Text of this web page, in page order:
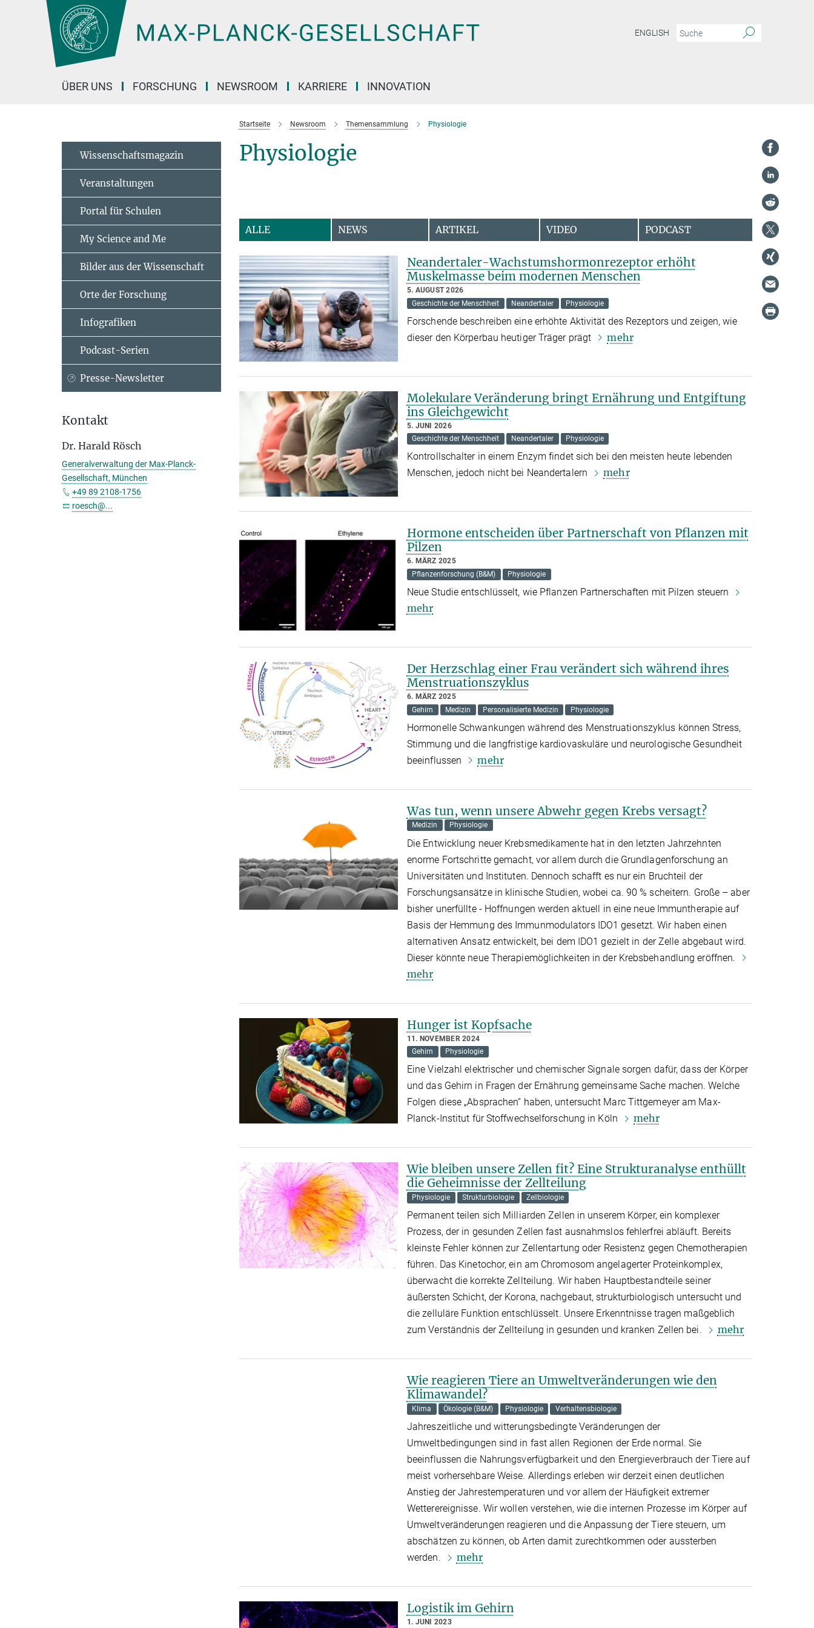
Hauptinhalt
ENGLISH
ÜBER UNS FORSCHUNG NEWSROOM KARRIERE INNOVATION
Startseite Newsroom Themensammlung Physiologie
Physiologie
ALLE NEWS ARTIKEL VIDEO PODCAST
Neandertaler-Wachstumshormonrezeptor erhöht
Muskelmasse beim modernen Menschen
5. AUGUST 2026
Geschichte der Menschheit
Neandertaler Physiologie
Forschende beschreiben eine erhöhte Aktivität des Rezeptors und zeigen, wie
dieser den Körperbau heutiger Träger prägt
mehr
Molekulare Veränderung bringt Ernährung und Entgiftung
ins Gleichgewicht
5. JUNI 2026
Geschichte der Menschheit
Neandertaler Physiologie
Kontrollschalter in einem Enzym findet sich bei den meisten heute lebenden
Menschen, jedoch nicht bei Neandertalern
mehr
Hormone entscheiden über Partnerschaft von Pflanzen mit
Pilzen
6. MÄRZ 2025
Pflanzenforschung (B&M)
Physiologie
Neue Studie entschlüsselt, wie Pflanzen Partnerschaften mit Pilzen steuern
mehr
Der Herzschlag einer Frau verändert sich während ihres
Menstruationszyklus
6. MÄRZ 2025
Gehirn
Medizin Personalisierte Medizin Physiologie
Hormonelle Schwankungen während des Menstruationszyklus können Stress,
Stimmung und die langfristige kardiovaskuläre und neurologische Gesundheit
beeinflussen
mehr
Was tun, wenn unsere Abwehr gegen Krebs versagt?
Medizin Physiologie
Die Entwicklung neuer Krebsmedikamente hat in den letzten Jahrzehnten
enorme Fortschritte gemacht, vor allem durch die Grundlagenforschung an
Universitäten und Instituten. Dennoch schafft es nur ein Bruchteil der
Forschungsansätze in klinische Studien, wobei ca. 90 % scheitern. Große – aber
bisher unerfüllte - Hoffnungen werden aktuell in eine neue Immuntherapie auf
Basis der Hemmung des Immunmodulators IDO1 gesetzt. Wir haben einen
alternativen Ansatz entwickelt, bei dem IDO1 gezielt in der Zelle abgebaut wird.
Dieser könnte neue Therapiemöglichkeiten in der Krebsbehandlung eröffnen.
mehr
Hunger ist Kopfsache
11. NOVEMBER 2024
Gehirn
Physiologie
Eine Vielzahl elektrischer und chemischer Signale sorgen dafür, dass der Körper
und das Gehirn in Fragen der Ernährung gemeinsame Sache machen. Welche
Folgen diese „Absprachen“ haben, untersucht Marc Tittgemeyer am Max-
Planck-Institut für Stoffwechselforschung in Köln
mehr
Wie bleiben unsere Zellen fit? Eine Strukturanalyse enthüllt
die Geheimnisse der Zellteilung
Physiologie Strukturbiologie Zellbiologie
Permanent teilen sich Milliarden Zellen in unserem Körper, ein komplexer
Prozess, der in gesunden Zellen fast ausnahmslos fehlerfrei abläuft. Bereits
kleinste Fehler können zur Zellentartung oder Resistenz gegen Chemotherapien
führen. Das Kinetochor, ein am Chromosom angelagerter Proteinkomplex,
überwacht die korrekte Zellteilung. Wir haben Hauptbestandteile seiner
äußersten Schicht, der Korona, nachgebaut, strukturbiologisch untersucht und
die zelluläre Funktion entschlüsselt. Unsere Erkenntnisse tragen maßgeblich
zum Verständnis der Zellteilung in gesunden und kranken Zellen bei.
mehr
Wie reagieren Tiere an Umweltveränderungen wie den
Klimawandel?
Klima Ökologie (B&M) Physiologie Verhaltensbiologie
Jahreszeitliche und witterungsbedingte Veränderungen der
Umweltbedingungen sind in fast allen Regionen der Erde normal. Sie
beeinflussen die Nahrungsverfügbarkeit und den Energieverbrauch der Tiere auf
meist vorhersehbare Weise. Allerdings erleben wir derzeit einen deutlichen
Anstieg der Jahrestemperaturen und vor allem der Häufigkeit extremer
Wetterereignisse. Wir wollen verstehen, wie die internen Prozesse im Körper auf
Umweltveränderungen reagieren und die Anpassung der Tiere steuern, um
abschätzen zu können, ob Arten damit zurechtkommen oder aussterben
werden.
mehr
Logistik im Gehirn
1. JUNI 2023
Wissenschaftsmagazin
Veranstaltungen
Portal für Schulen
My Science and Me
Bilder aus der Wissenschaft
Orte der Forschung
Infografiken
Podcast-Serien
Presse-Newsletter
Kontakt
Dr. Harald Rösch
Generalverwaltung der Max-Planck-
Gesellschaft, München
+49 89 2108-1756
roesch@...